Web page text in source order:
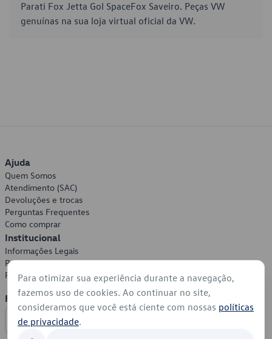
Parati Fox Jetta Gol SpaceFox Saveiro. Peças VW
genuínas na sua loja virtual oficial da VW.
Ajuda
Quem Somos
Atendimento (SAC)
Devoluções e trocas
Perguntas Frequentes
Como comprar
Institucional
Informações Legais
Política de Privacidade
Política de Cookies
Formas de Pagamento
Para otimizar sua experiência durante a navegação,
fazemos uso de cookies. Ao continuar no site,
consideramos que você está ciente com nossas políticas
de privacidade.